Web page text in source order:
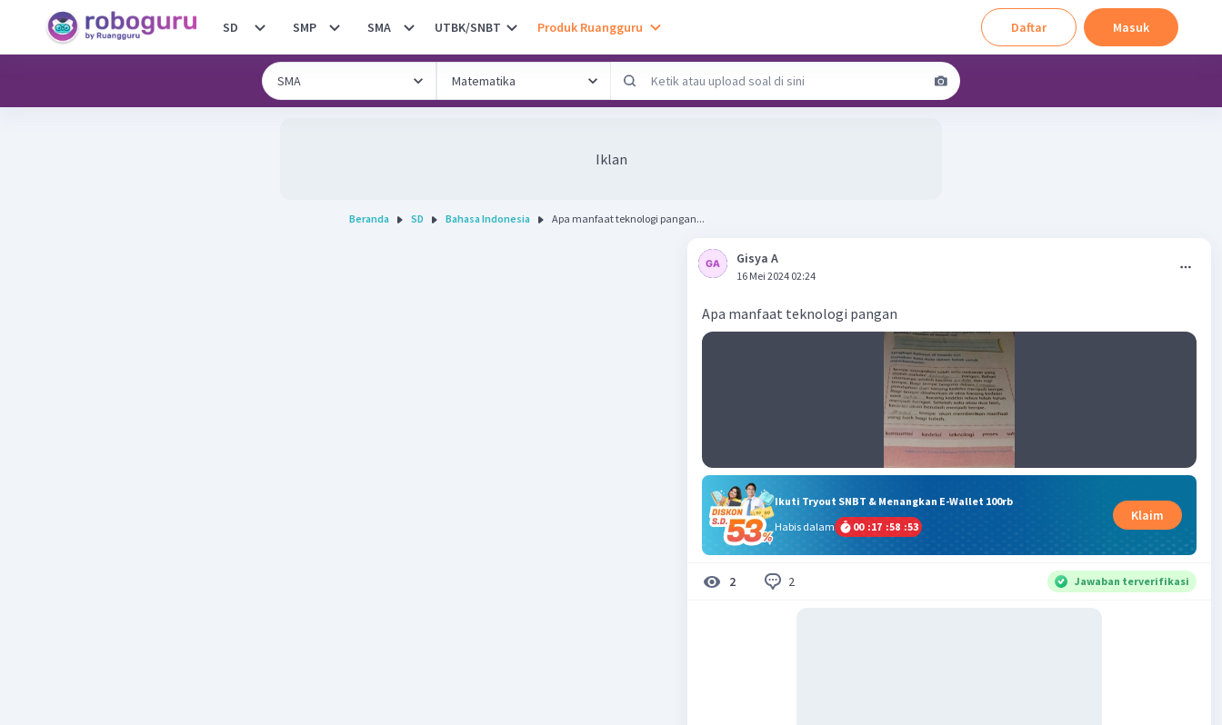
SD SMP SMA UTBK/SNBT Produk Ruangguru Daftar Masuk
Iklan
Beranda SD Bahasa Indonesia Apa manfaat teknologi pangan...
Gisya A
16 Mei 2024 02:24
Apa manfaat teknologi pangan
Ikuti Tryout SNBT & Menangkan E-Wallet 100rb
Habis dalam
00 :17 :58 :52
Klaim
2 2 Jawaban terverifikasi